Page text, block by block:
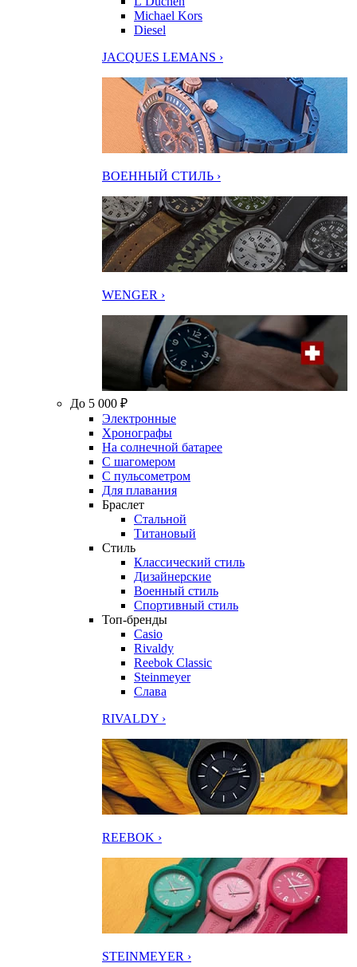
Michael Kors
Diesel
JACQUES LEMANS ›
ВОЕННЫЙ СТИЛЬ ›
WENGER ›
До 5 000 ₽
Электронные
Хронографы
На солнечной батарее
С шагомером
С пульсометром
Для плавания
Браслет
Стальной
Титановый
Стиль
Классический стиль
Дизайнерские
Военный стиль
Спортивный стиль
Топ-бренды
Casio
Rivaldy
Reebok Classic
Steinmeyer
Слава
RIVALDY ›
REEBOK ›
STEINMEYER ›